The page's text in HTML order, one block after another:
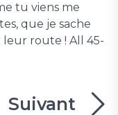
tu viens me
que je sache
leur route ! All 45-
Suivant